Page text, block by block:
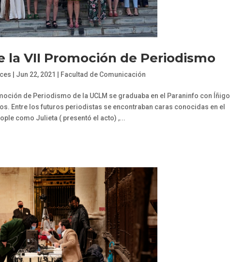
la VII Promoción de Periodismo
Jun 22, 2021 Facultad de Comunicación
de Periodismo de la UCLM se graduaba en el Paraninfo con Íñigo
Entre los futuros periodistas se encontraban caras conocidas en el
como Julieta ( presentó el acto) ,...